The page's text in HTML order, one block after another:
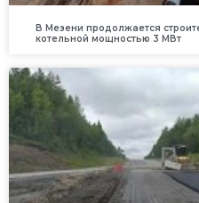
В Мезени продолжается
котельной мощностью 3 МВт